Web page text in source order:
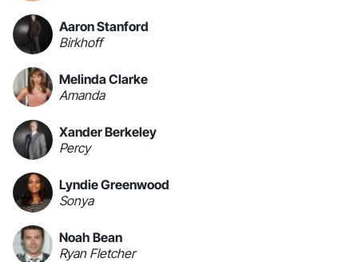
Aaron Stanford
Birkhoff
Melinda Clarke
Amanda
Xander Berkeley
Percy
Lyndie Greenwood
Sonya
Noah Bean
Ryan Fletcher